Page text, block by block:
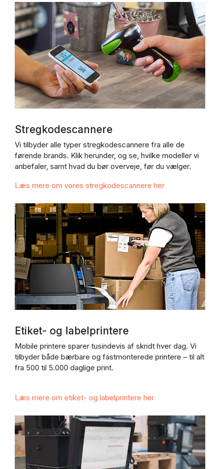
Stregkodescannere
Vi tilbyder alle typer stregkodescannere fra alle de
førende brands. Klik herunder, og se, hvilke modeller vi
anbefaler, samt hvad du bør overveje, før du vælger.
Læs mere om vores stregkodescannere her
Etiket- og labelprintere
Mobile printere sparer tusindevis af skridt hver dag. Vi
tilbyder både bærbare og fastmonterede printere – til alt
fra 500 til 5.000 daglige print.
Læs mere om etiket- og labelprintere her